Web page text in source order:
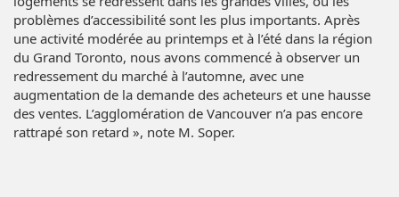
problèmes d’accessibilité sont les plus importants. Après
une activité modérée au printemps et à l’été dans la région
du Grand Toronto, nous avons commencé à observer un
redressement du marché à l’automne, avec une
augmentation de la demande des acheteurs et une hausse
des ventes. L’agglomération de Vancouver n’a pas encore
rattrapé son retard », note M. Soper.